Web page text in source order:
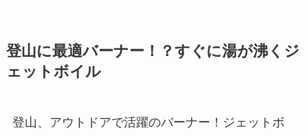
登山に最適バーナー！？すぐに湯が沸くジ
ェットボイル
登山、アウトドアで活躍のバーナー！ジェットボ